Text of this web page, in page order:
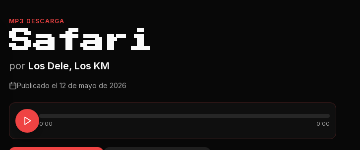
MP3 DESCARGA
Safari
por Los Dele, Los KM
Publicado el 12 de mayo de 2026
0:00 0:00